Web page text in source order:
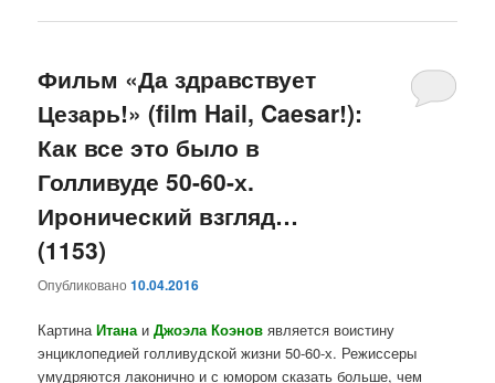
Фильм «Да здравствует
Цезарь!» (film Hail, Caesar!):
Как все это было в
Голливуде 50-60-х.
Иронический взгляд…
(1153)
Опубликовано10.04.2016
Картина Итана иДжоэла Коэновявляется воистину
энциклопедией голливудской жизни 50-60-х. Режиссеры
умудряются лаконично и с юмором сказать больше, чем